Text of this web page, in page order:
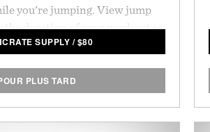
you're jumping. View jump
the duration of your workout as
of you. All the data is then
sweat and an epic workout
SUPPLY /$80
PLUS TARD